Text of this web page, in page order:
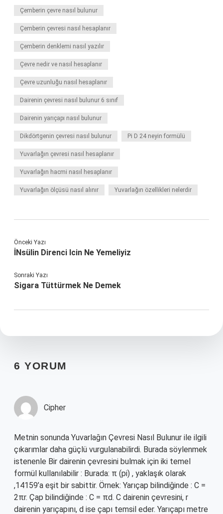
Çemberin çevre nasıl bulunur
Çemberin çevresi nasıl hesaplanır
Çemberin denklemi nasıl yazılır
Çevre nedir ve nasıl hesaplanır
Çevre uzunluğu nasıl hesaplanır
Dairenin çevresi nasıl bulunur 6 sınıf
Dairenin yarıçapı nasıl bulunur
Dikdörtgenin çevresi nasıl bulunur Pi D 24 neyin formülü
Yuvarlağın çevresi nasıl hesaplanır
Yuvarlağın hacmi nasıl hesaplanır
Yuvarlağın ölçüsü nasıl alınır Yuvarlağın özellikleri nelerdir
Önceki Yazı
İNsülin Direnci Icin Ne Yemeliyiz
Sonraki Yazı
Sigara Tüttürmek Ne Demek
6 YORUM
Cipher
Metnin sonunda Yuvarlağın Çevresi Nasıl Bulunur ile ilgili
çıkarımlar daha güçlü vurgulanabilirdi. Burada söylenmek
istenenle Bir dairenin çevresini bulmak için iki temel
formül kullanılabilir : Burada: π (pi) , yaklaşık olarak
,14159’a eşit bir sabittir. Örnek: Yarıçap bilindiğinde : C =
2πr. Çap bilindiğinde : C = πd. C dairenin çevresini, r
dairenin yarıçapını, d ise çapı temsil eder. Yarıçapı metre